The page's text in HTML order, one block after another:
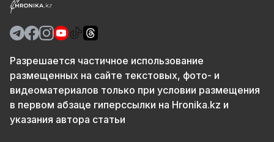
Разрешается частичное использование
размещенных на сайте текстовых, фото- и
видеоматериалов только при условии размещения
в первом абзаце гиперссылки на Hronika.kz и
указания автора статьи